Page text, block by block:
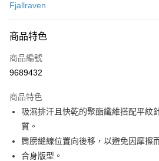
3 期 0 利率 每期
合作金庫商業銀行
上海商業儲蓄銀行
臺灣中小企業銀行
匯豐（台灣）商業銀行
華泰
聯邦商業銀行
元大商業銀行
永豐
玉山商業銀行
超商取貨付款
LINE Pay
Apple Pay
ATM付款
運送方式
Fjallraven
商品特色
商品編號
9689432
商品特色
吸濕排汗且快乾的聚酯纖維搭配平紋
質。
肩膀縫線位置向後移，以避免因摩擦
合身版型。